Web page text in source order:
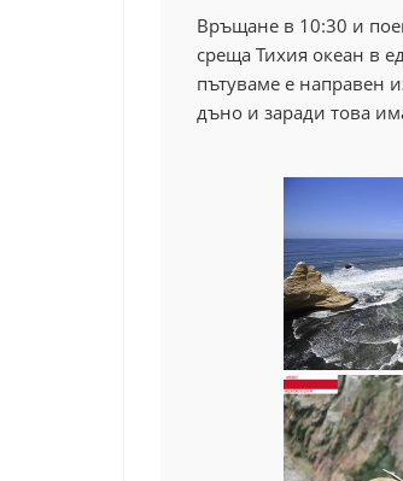
Връщане в 10:30 и
среща Тихия oкеан в
пътуваме е направен
дъно и заради това